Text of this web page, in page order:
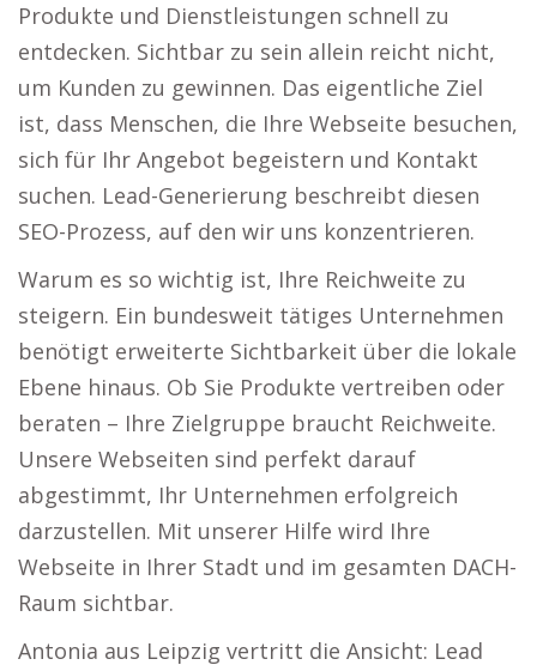
Produkte und Dienstleistungen schnell zu
entdecken. Sichtbar zu sein allein reicht nicht,
um Kunden zu gewinnen. Das eigentliche Ziel
ist, dass Menschen, die Ihre Webseite besuchen,
sich für Ihr Angebot begeistern und Kontakt
suchen. Lead-Generierung beschreibt diesen
SEO-Prozess, auf den wir uns konzentrieren.
Warum es so wichtig ist, Ihre Reichweite zu
steigern. Ein bundesweit tätiges Unternehmen
benötigt erweiterte Sichtbarkeit über die lokale
Ebene hinaus. Ob Sie Produkte vertreiben oder
beraten – Ihre Zielgruppe braucht Reichweite.
Unsere Webseiten sind perfekt darauf
abgestimmt, Ihr Unternehmen erfolgreich
darzustellen. Mit unserer Hilfe wird Ihre
Webseite in Ihrer Stadt und im gesamten DACH-
Raum sichtbar.
Antonia aus Leipzig vertritt die Ansicht: Lead